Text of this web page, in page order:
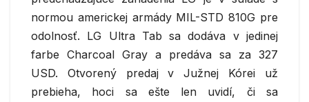
normou americkej armády MIL-STD 810G pre
odolnosť. LG Ultra Tab sa dodáva v jedinej
farbe Charcoal Gray a predáva sa za 327
USD. Otvorený predaj v Južnej Kórei už
prebieha, hoci sa ešte len uvidí, či sa